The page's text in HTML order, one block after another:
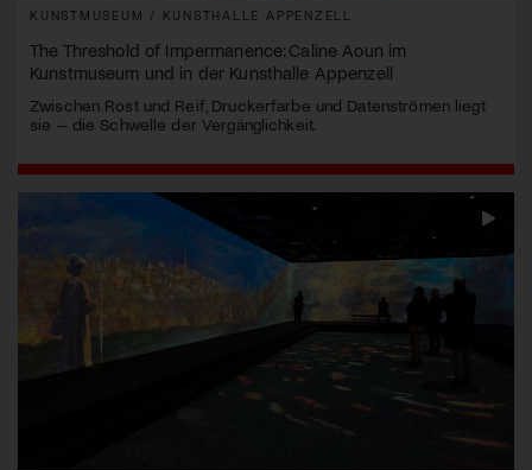
KUNSTMUSEUM / KUNSTHALLE APPENZELL
The Threshold of Impermanence: Caline Aoun im
Kunstmuseum und in der Kunsthalle Appenzell
Zwischen Rost und Reif, Druckerfarbe und Datenströmen liegt
sie – die Schwelle der Vergänglichkeit.